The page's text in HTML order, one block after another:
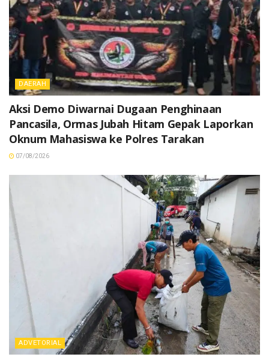
DAERAH
Aksi Demo Diwarnai Dugaan Penghinaan
Pancasila, Ormas Jubah Hitam Gepak Laporkan
Oknum Mahasiswa ke Polres Tarakan
07/08/2026
ADVETORIAL